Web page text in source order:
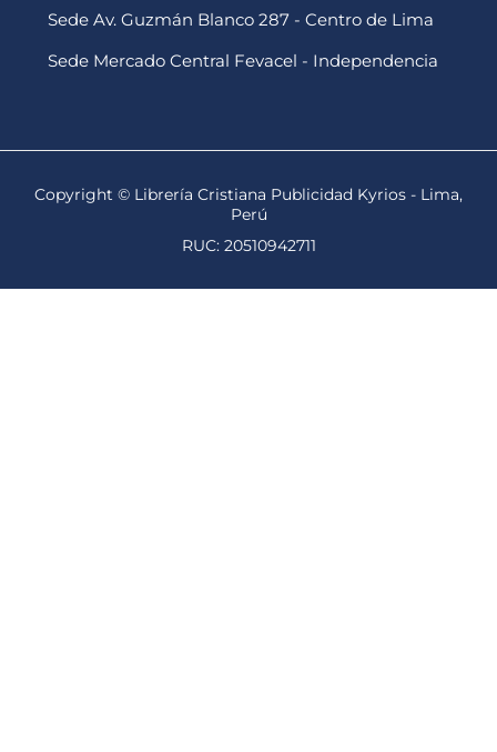
Sede Av. Guzmán Blanco 287 - Centro de Lima
Sede Mercado Central Fevacel - Independencia
Copyright © Librería Cristiana Publicidad Kyrios - Lima,
Perú
RUC: 20510942711